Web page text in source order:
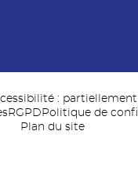
:
RGPD Politique de
Plan du site